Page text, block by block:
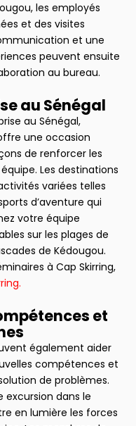
les employés
et des visites
et une
peuvent ensuite
au bureau.
au Sénégal
au Sénégal,
une occasion
de renforcer les
Les destinations
variées telles
d’aventure qui
votre équipe
sur les plages de
de Kédougou.
à Cap Skirring,
.
et
également aider
compétences et
de problèmes.
excursion dans le
en lumière les forces